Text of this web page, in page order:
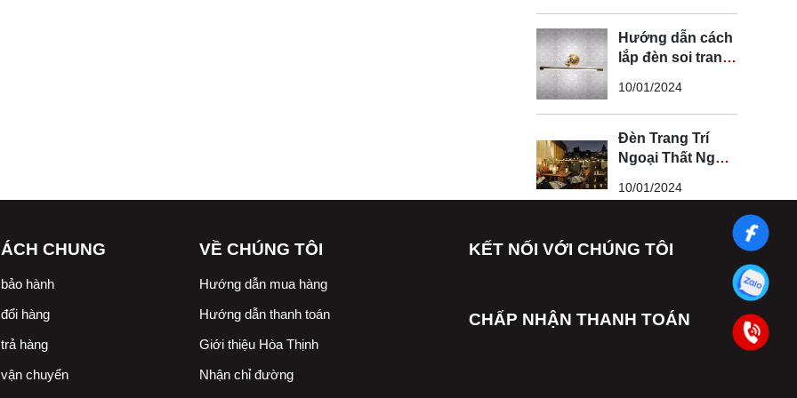
Hướng dẫn cách
lắp đèn soi tranh
an toàn
10/01/2024
Đèn Trang Trí
Ngoại Thất Ngoài
Thất Trang Trí
10/01/2024
CHUNG
hành
hàng
hàng
chuyển
VỀ CHÚNG TÔI
Hướng dẫn mua hàng
Hướng dẫn thanh toán
Giới thiệu Hòa Thịnh
Nhận chỉ đường
KẾT NỐI VỚI CHÚNG TÔI
CHẤP NHẬN THANH TOÁN